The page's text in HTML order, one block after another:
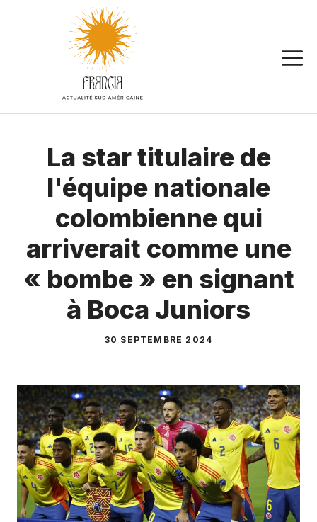
La star titulaire de
l'équipe nationale
colombienne qui
arriverait comme une
« bombe » en signant
à Boca Juniors
30 SEPTEMBRE 2024